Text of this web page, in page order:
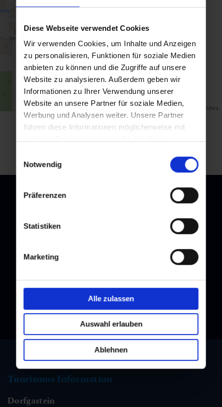
Diese Webseite verwendet Cookies
Wir verwenden Cookies, um Inhalte und Anzeigen
zu personalisieren, Funktionen für soziale Medien
anbieten zu können und die Zugriffe auf unsere
Website zu analysieren. Außerdem geben wir
Informationen zu Ihrer Verwendung unserer
Website an unsere Partner für soziale Medien,
Werbung und Analysen weiter. Unsere Partner
führen diese Informationen möglicherweise mit
Nutzung der Dienste gesammelt haben.
Notwendig
Präferenzen
Statistiken
Marketing
Alle zulassen
Auswahl erlauben
Ablehnen
Map data ©OpenStreetMap contributors
Zurück zur Übersicht
Tourismus Information
Dorfgastein